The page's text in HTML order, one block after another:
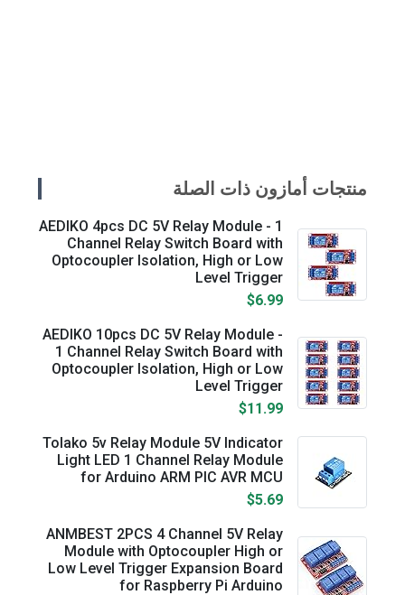
منتجات أمازون ذات الصلة
AEDIKO 4pcs DC 5V Relay Module - 1
Channel Relay Switch Board with
Optocoupler Isolation, High or Low
Level Trigger
$6.99
AEDIKO 10pcs DC 5V Relay Module -
1 Channel Relay Switch Board with
Optocoupler Isolation, High or Low
Level Trigger
$11.99
Tolako 5v Relay Module 5V Indicator
Light LED 1 Channel Relay Module
for Arduino ARM PIC AVR MCU
$5.69
ANMBEST 2PCS 4 Channel 5V Relay
Module with Optocoupler High or
Low Level Trigger Expansion Board
for Raspberry Pi Arduino